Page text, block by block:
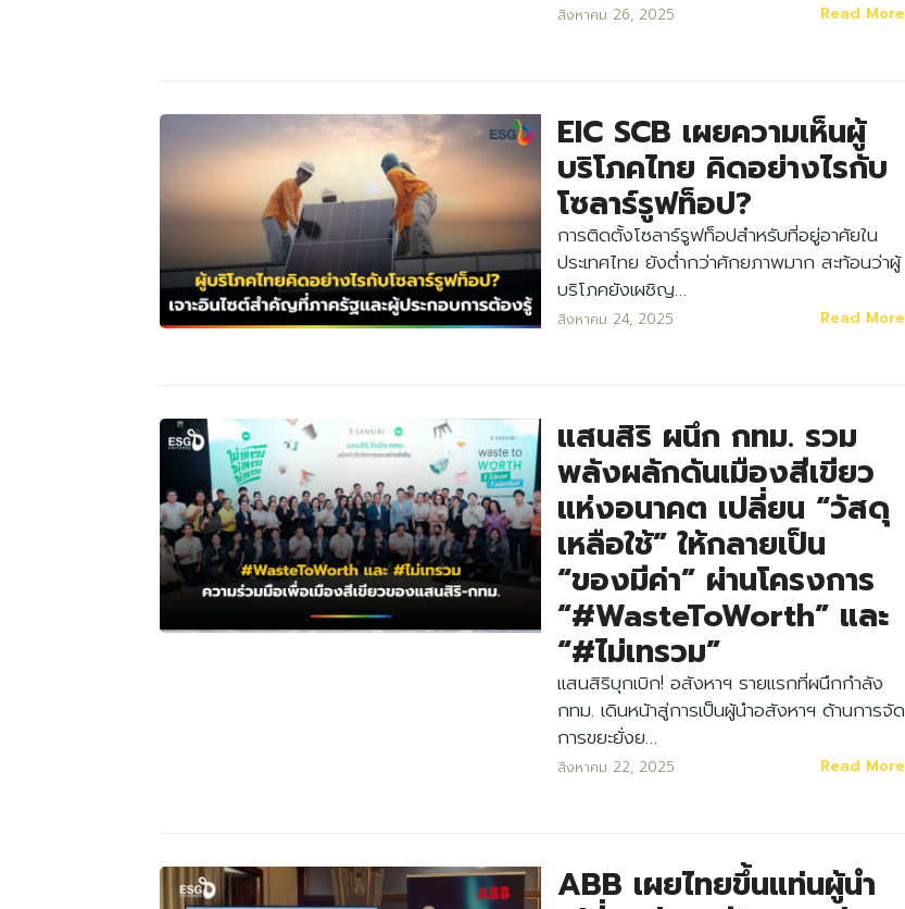
สิงหาคม 26, 2025 Read More
EIC SCB เผยความเห็นผู้
บริโภคไทย คิดอย่างไรกับ
โซลาร์รูฟท็อป?
การติดตั้งโซลาร์รูฟท็อปสำหรับที่อยู่อาศัยใน
ประเทศไทย ยังต่ำกว่าศักยภาพมาก สะท้อนว่าผู้
บริโภคยังเผชิญ…
สิงหาคม 24, 2025 Read More
แสนสิริ ผนึก กทม. รวม
พลังผลักดันเมืองสีเขียว
แห่งอนาคต เปลี่ยน “วัสดุ
เหลือใช้” ให้กลายเป็น
“ของมีค่า” ผ่านโครงการ
“#WasteToWorth” และ
“#ไม่เทรวม”
แสนสิริบุกเบิก! อสังหาฯ รายแรกที่ผนึกกำลัง
กทม. เดินหน้าสู่การเป็นผู้นำอสังหาฯ ด้านการจัด
การขยะยั่งย…
สิงหาคม 22, 2025 Read More
ABB เผยไทยขึ้นแท่นผู้นำ